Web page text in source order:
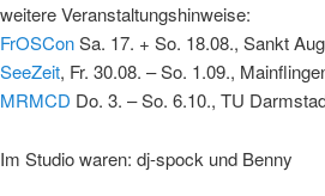
weitere Veranstaltungshinweise:
FrOSConSa. 17. + So. 18.08., Sankt
SeeZeit, Fr. 30.08. – So. 1.09.,
MRMCD Do. 3. – So. 6.10., TU
Im Studio waren: dj-spock und Benny